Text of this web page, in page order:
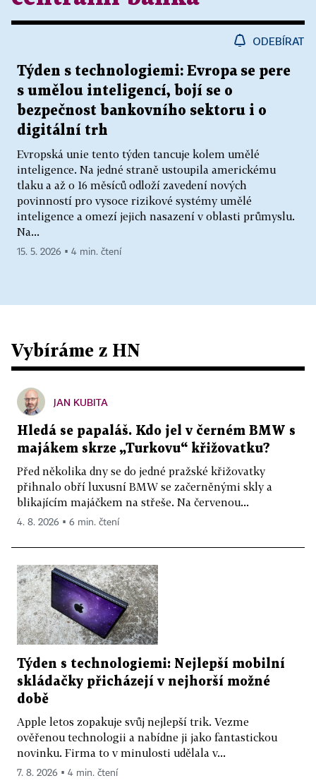
ODEBÍRAT
Týden s technologiemi: Evropa se pere
s umělou inteligencí, bojí se o
bezpečnost bankovního sektoru i o
digitální trh
Evropská unie tento týden tancuje kolem umělé
inteligence. Na jedné straně ustoupila americkému
tlaku a až o 16 měsíců odloží zavedení nových
povinností pro vysoce rizikové systémy umělé
inteligence a omezí jejich nasazení v oblasti průmyslu.
Na...
15. 5. 2026 ▪ 4 min. čtení
Vybíráme z HN
JAN KUBITA
Hledá se papaláš. Kdo jel v černém BMW s
majákem skrze „Turkovu“ křižovatku?
Před několika dny se do jedné pražské křižovatky
přihnalo obří luxusní BMW se začerněnými skly a
blikajícím majáčkem na střeše. Na červenou...
4. 8. 2026 ▪ 6 min. čtení
Týden s technologiemi: Nejlepší mobilní
skládačky přicházejí v nejhorší možné
době
Apple letos zopakuje svůj nejlepší trik. Vezme
ověřenou technologii a nabídne ji jako fantastickou
novinku. Firma to v minulosti udělala v...
7. 8. 2026 ▪ 4 min. čtení